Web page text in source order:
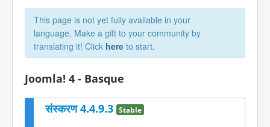
This page is not yet fully available in your
language. Make a gift to your community by
translating it! Click here to start.
Joomla! 4 - Basque
संस्करण 4.4.9.3 Stable